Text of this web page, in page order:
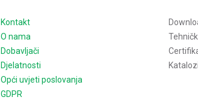
Kontakt
O nama
Dobavljači
Djelatnosti
Opći uvjeti poslovanja
GDPR
Katalozi